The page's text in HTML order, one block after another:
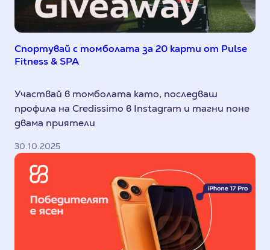
Спортувай с томболата за 20 карти от Pulse
Fitness & SPA
Участвай в томболата като, последваш
профила на Credissimo в Instagram и тагни поне
двама приятели
30.10.2025